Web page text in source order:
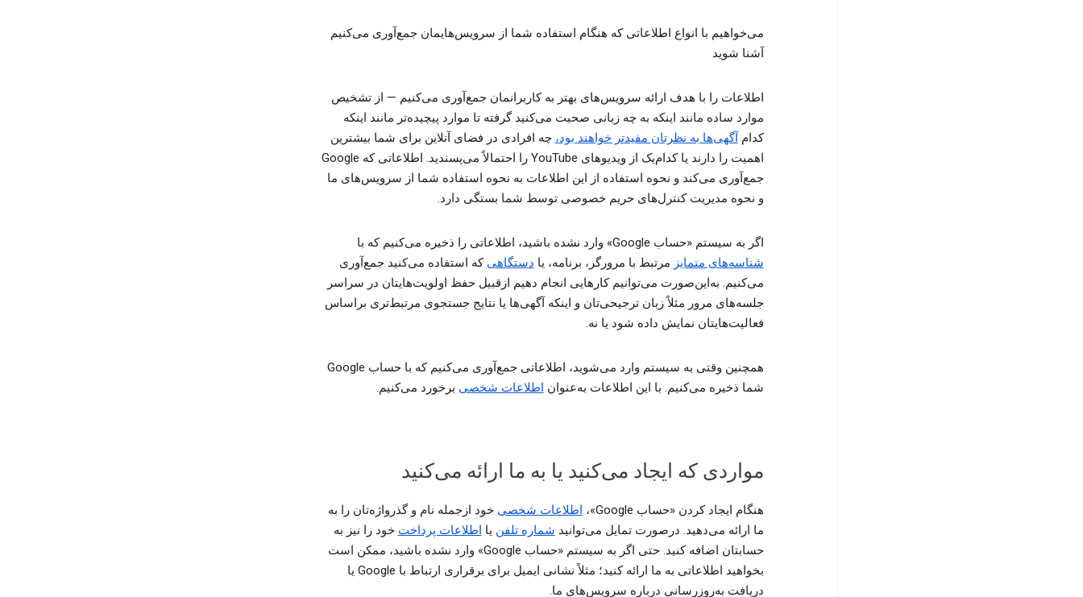
می‌خواهیم با انواع اطلاعاتی که هنگام استفاده شما از سرویس‌هایمان جمع‌آوری می‌کنیم
آشنا شوید
اطلاعات را با هدف ارائه سرویس‌های بهتر به کاربرانمان جمع‌آوری می‌کنیم — از تشخیص
موارد ساده مانند اینکه به چه زبانی صحبت می‌کنید گرفته تا موارد پیچیده‌تر مانند اینکه
کدام آگهی‌ها به نظرتان مفیدتر خواهند بود، چه افرادی در فضای آنلاین برای شما بیشترین
اهمیت را دارند یا کدام‌یک از ویدیوهای YouTube را احتمالاً می‌پسندید. اطلاعاتی که Google
جمع‌آوری می‌کند و نحوه استفاده از این اطلاعات به نحوه استفاده شما از سرویس‌های ما
و نحوه مدیریت کنترل‌های حریم خصوصی توسط شما بستگی دارد.
اگر به سیستم «حساب Google» وارد نشده باشید، اطلاعاتی را ذخیره می‌کنیم که با
شناسه‌های متمایز مرتبط با مرورگر، برنامه، یا دستگاهی که استفاده می‌کنید جمع‌آوری
می‌کنیم. به‌این‌صورت می‌توانیم کارهایی انجام دهیم ازقبیل حفظ اولویت‌هایتان در سراسر
جلسه‌های مرور مثلاً زبان ترجیحی‌تان و اینکه آگهی‌ها یا نتایج جستجوی مرتبط‌تری براساس
فعالیت‌هایتان نمایش داده شود یا نه.
همچنین وقتی به سیستم وارد می‌شوید، اطلاعاتی جمع‌آوری می‌کنیم که با حساب Google
شما ذخیره می‌کنیم. با این اطلاعات به‌عنوان اطلاعات شخصی برخورد می‌کنیم.
مواردی که ایجاد می‌کنید یا به ما ارائه می‌کنید
هنگام ایجاد کردن «حساب Google»، اطلاعات شخصی خود ازجمله نام و گذرواژه‌تان را به
ما ارائه می‌دهید. درصورت تمایل می‌توانید شماره تلفن یا اطلاعات پرداخت خود را نیز به
حسابتان اضافه کنید. حتی اگر به سیستم «حساب Google» وارد نشده باشید، ممکن است
بخواهید اطلاعاتی به ما ارائه کنید؛ مثلاً نشانی ایمیل برای برقراری ارتباط با Google یا
دریافت به‌روزرسانی درباره سرویس‌های ما.